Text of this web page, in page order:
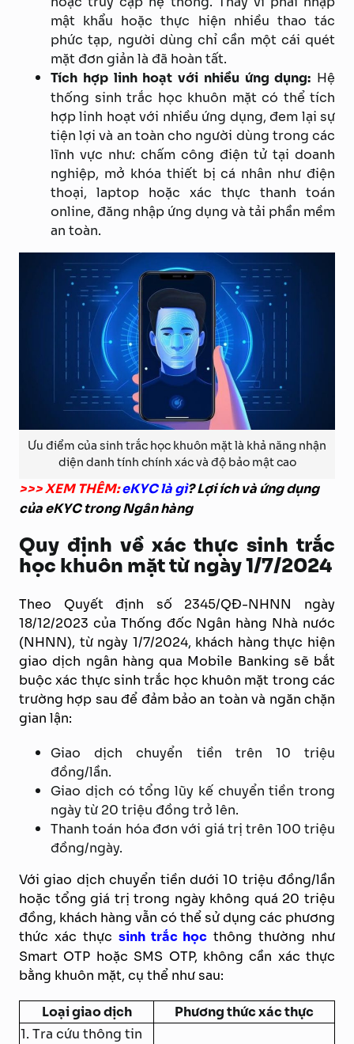
mật khẩu hoặc thực hiện nhiều thao tác
phức tạp, người dùng chỉ cần một cái quét
mặt đơn giản là đã hoàn tất.
Tích hợp linh hoạt với nhiều ứng dụng: Hệ
thống sinh trắc học khuôn mặt có thể tích
hợp linh hoạt với nhiều ứng dụng, đem lại sự
tiện lợi và an toàn cho người dùng trong các
lĩnh vực như: chấm công điện tử tại doanh
nghiệp, mở khóa thiết bị cá nhân như điện
thoại, laptop hoặc xác thực thanh toán
online, đăng nhập ứng dụng và tải phần mềm
an toàn.
Ưu điểm của sinh trắc học khuôn mặt là khả năng nhận
diện danh tính chính xác và độ bảo mật cao
>>> XEM THÊM:eKYC là gì? Lợi ích và ứng dụng
của eKYC trong Ngân hàng
Quy định về xác thực sinh trắc
học khuôn mặt từ ngày 1/7/2024
Theo Quyết định số 2345/QĐ-NHNN ngày
18/12/2023 của Thống đốc Ngân hàng Nhà nước
(NHNN), từ ngày 1/7/2024, khách hàng thực hiện
giao dịch ngân hàng qua Mobile Banking sẽ bắt
buộc xác thực sinh trắc học khuôn mặt trong các
trường hợp sau để đảm bảo an toàn và ngăn chặn
gian lận:
Giao dịch chuyển tiền trên 10 triệu
đồng/lần.
Giao dịch có tổng lũy kế chuyển tiền trong
ngày từ 20 triệu đồng trở lên.
Thanh toán hóa đơn với giá trị trên 100 triệu
đồng/ngày.
Với giao dịch chuyển tiền dưới 10 triệu đồng/lần
hoặc tổng giá trị trong ngày không quá 20 triệu
đồng, khách hàng vẫn có thể sử dụng các phương
thức xác thực sinh trắc học thông thường như
Smart OTP hoặc SMS OTP, không cần xác thực
bằng khuôn mặt, cụ thể như sau:
Loại giao dịch Phương thức xác thực
1. Tra cứu thông tin